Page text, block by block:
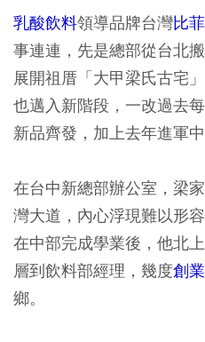
乳酸飲料領導品牌台灣比
事連連，先是總部從台北
展開祖厝「大甲梁氏古宅
也邁入新階段，一改過去
新品齊發，加上去年進軍
在台中新總部辦公室，梁
灣大道，內心浮現難以形
在中部完成學業後，他北
層到飲料部經理，幾度創業
鄉。